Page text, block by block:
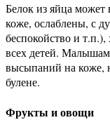
Белок из яйца может
коже, ослаблены, с
беспокойство и
всех детей.
высыпаний на коже,
булене.
Фрукты и овощи